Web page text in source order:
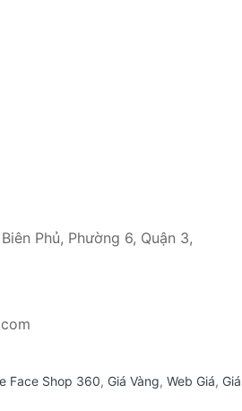
Phủ, Phường 6, Quận 3,
Face Shop 360, Giá Vàng, Web Giá, Giá